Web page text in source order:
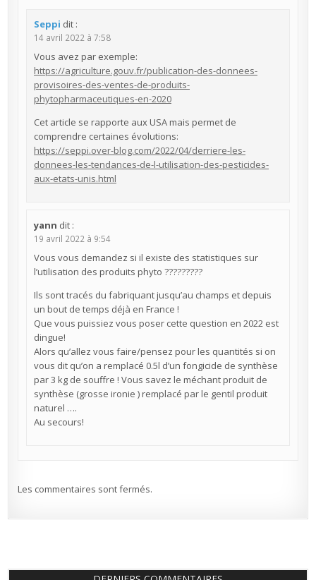
Seppi dit :
14 avril 2022 à 7:58
Vous avez par exemple:
https://agriculture.gouv.fr/publication-des-donnees-
provisoires-des-ventes-de-produits-
phytopharmaceutiques-en-2020
Cet article se rapporte aux USA mais permet de
comprendre certaines évolutions:
https://seppi.over-blog.com/2022/04/derriere-les-
donnees-les-tendances-de-l-utilisation-des-pesticides-
aux-etats-unis.html
yann dit :
19 avril 2022 à 9:54
Vous vous demandez si il existe des statistiques sur
l’utilisation des produits phyto ?????????
Ils sont tracés du fabriquant jusqu’au champs et depuis
un bout de temps déjà en France !
Que vous puissiez vous poser cette question en 2022 est
dingue!
Alors qu’allez vous faire/pensez pour les quantités si on
vous dit qu’on a remplacé 0.5l d’un fongicide de synthèse
par 3 kg de souffre ! Vous savez le méchant produit de
synthèse (grosse ironie ) remplacé par le gentil produit
naturel ….
Au secours!
Les commentaires sont fermés.